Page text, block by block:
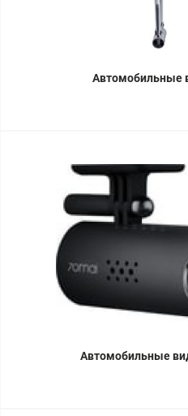
Автомобильные
Автомобильные